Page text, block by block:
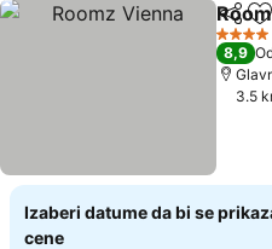
Deli
4
8,9
3.5
Izaberi datume da bi se
cene